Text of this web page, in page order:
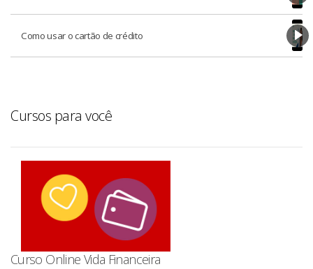
Como usar o cartão de crédito
Cursos para você
Curso Online Vida Financeira